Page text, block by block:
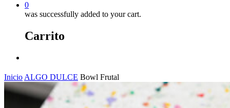
0
was successfully added to your cart.
Carrito
Inicio ALGO DULCE Bowl Frutal